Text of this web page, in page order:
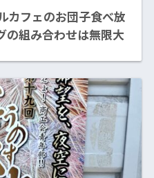
カフェのお団子食べ放
の組み合わせは無限大